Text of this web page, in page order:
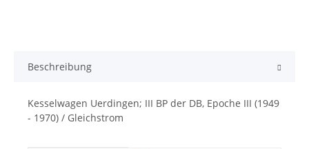
Beschreibung
Kesselwagen Uerdingen; III BP der DB, Epoche III (1949
- 1970) / Gleichstrom